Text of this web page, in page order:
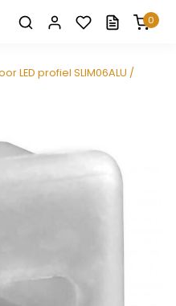
0
LED profiel SLIM06ALU /